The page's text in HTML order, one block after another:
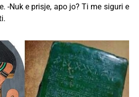
-Nuk e prisje, apo jo? Ti me siguri e